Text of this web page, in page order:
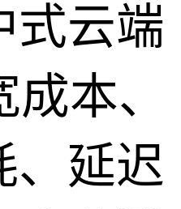
式云端
本、
、延迟